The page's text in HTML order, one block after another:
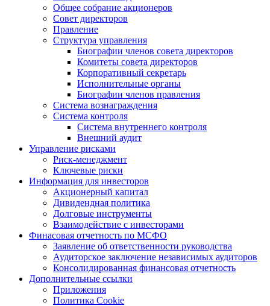
Общее собрание акционеров
Совет директоров
Правление
Структура управления
Биографии членов совета директоров
Комитеты совета директоров
Корпоративный секретарь
Исполнительные органы
Биографии членов правления
Система вознаграждения
Система контроля
Система внутреннего контроля
Внешний аудит
Управление рисками
Риск-менеджмент
Ключевые риски
Информация для инвесторов
Акционерный капитал
Дивидендная политика
Долговые инструменты
Взаимодействие с инвеcторами
Финасовая отчетность по МСФО
Заявление об ответственности руководства
Аудиторское заключение независимых аудиторов
Консолидированная финансовая отчетность
Дополнительные ссылки
Приложения
Политика Cookie